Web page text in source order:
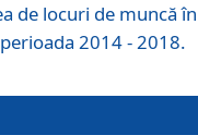
de locuri de muncă
2014 - 2018.